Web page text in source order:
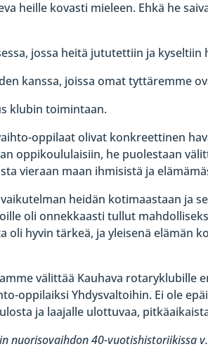
heille kovasti mieleen. Ehkä he
jossa heitä jututettiin ja kyseltiin
kanssa, joissa omat tyttäremme
klubin toimintaan.
oppilaat olivat konkreettinen
oppikoululaisiin, he puolestaan
vieraan maan ihmisistä ja
heidän kotimaastaan ja
oli onnekkaasti tullut
hyvin tärkeä, ja yleisenä elämän
välittää Kauhava
oppilaiksi Yhdysvaltoihin. Ei ole
ja laajalle ulottuvaa,
nuorisovaihdon 40-vuotishistoriikissa